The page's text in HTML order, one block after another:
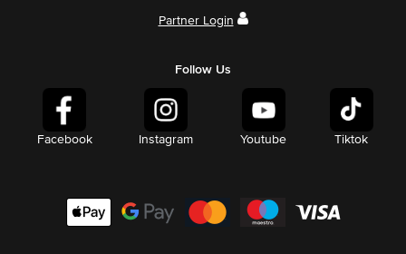
Partner Login
Follow Us
Facebook Instagram Youtube Tiktok